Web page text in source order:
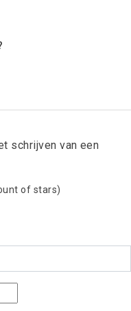
schrijven van een
of stars)